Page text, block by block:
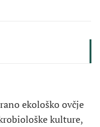
ekološko ovčje
kulture,